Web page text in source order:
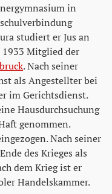
in
studiert er Jus an
Mitglied der
. Nach seiner
als Angestellter bei
im Gerichtsdienst.
Hausdurchsuchung
genommen.
Nach seiner
des Krieges als
dem Krieg ist er
Handelskammer.